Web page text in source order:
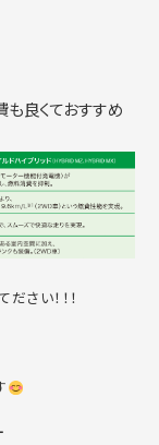
も良くておすすめ
さい！！！